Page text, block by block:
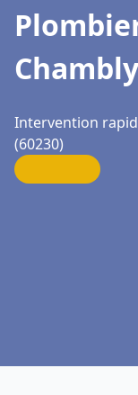
Chambly
Intervention
(60230)